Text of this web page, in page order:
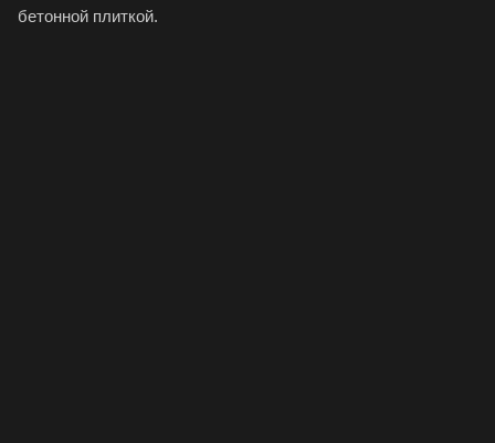
бетонной плиткой.